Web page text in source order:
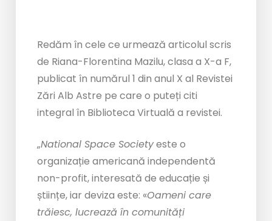
Redăm în cele ce urmează articolul scris
de Riana-Florentina Mazilu, clasa a X-a F,
publicat în numărul 1 din anul X al Revistei
Zări Alb Astre pe care o puteți citi
integral în Biblioteca Virtuală a revistei.
„National Space Societyeste o
organizație americană independentă
non-profit, interesată de educație și
științe, iar deviza este: «Oameni care
trăiesc, lucrează în comunități